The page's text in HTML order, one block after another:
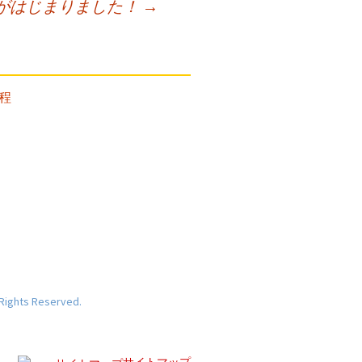
はじまりました！ →
Reserved.